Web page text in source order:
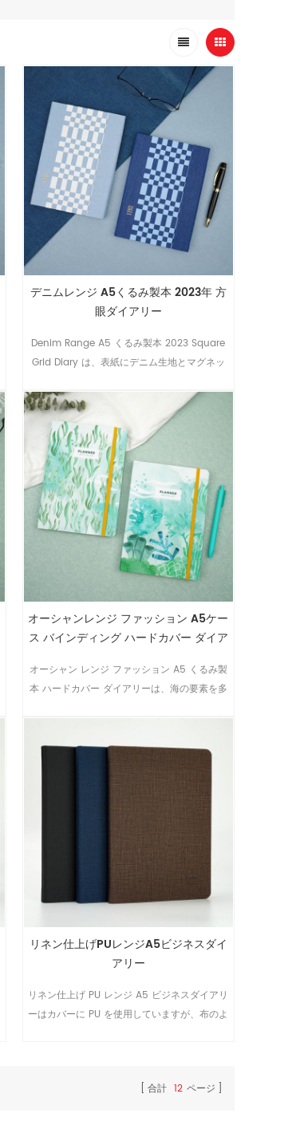
デニムレンジ A5くるみ製本 2023年 方
眼ダイアリー
Denim Range A5 くるみ製本 2023 Square
Grid Diary は、表紙にデニム生地とマグネッ
オーシャンレンジ ファッション A5ケー
ス バインディング ハードカバー ダイア
オーシャン レンジ ファッション A5 くるみ製
本 ハードカバー ダイアリーは、海の要素を多
リネン仕上げPUレンジA5ビジネスダイ
アリー
リネン仕上げ PU レンジ A5 ビジネスダイアリ
ーはカバーに PU を使用していますが、布のよ
合計 12 ページ